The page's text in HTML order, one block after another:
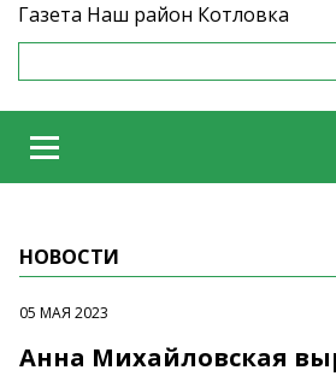
Газета Наш район Котловка
НОВОСТИ
05 МАЯ 2023
Анна Михайловская